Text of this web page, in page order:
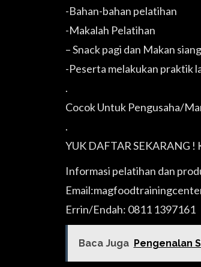
-Bahan-bahan pelatihan
-Makalah Pelatihan
– Snack pagi dan Makan siang
-Peserta melakukan praktik
.
Cocok Untuk Pengusaha/
.
YUK DAFTAR SEKARANG !
Informasi pelatihan dan
Errin/Endah: 0811 1397161
Baca Juga Pengenalan